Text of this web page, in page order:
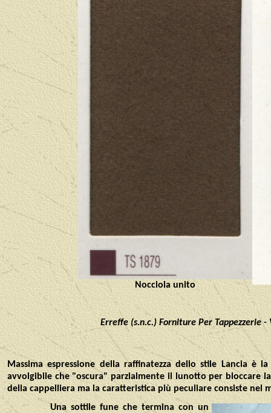
Nocciola unito
Erreffe (s.n.c.) Forniture Per Tappezzerie
Massima espressione della raffinatezza dello stile Lancia
avvolgibile che "oscura" parzialmente il lunotto per bloccare
della cappelliera ma la caratteristica più peculiare consiste nel
Una sottile fune che termina con un